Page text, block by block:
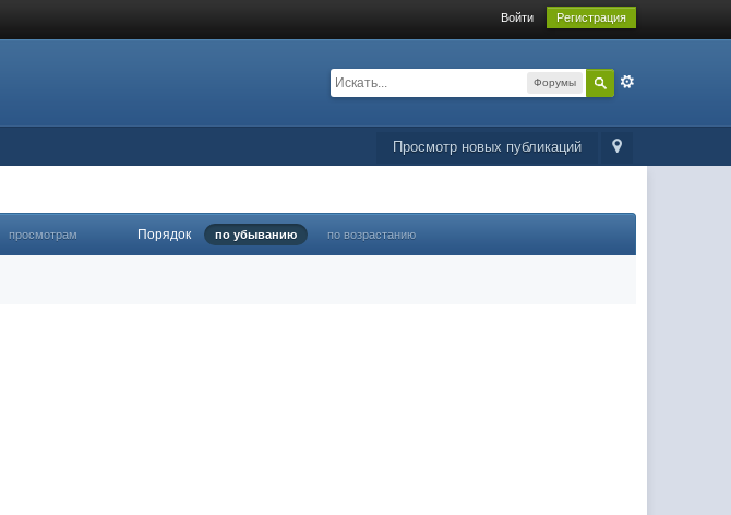
Войти Регистрация
Форумы
Просмотр новых публикаций
просмотрам Порядок по убыванию по возрастанию